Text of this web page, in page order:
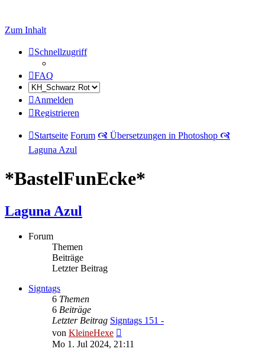
Zum Inhalt
Schnellzugriff
FAQ
Anmelden
Registrieren
Startseite Forum 🙧 Übersetzungen in Photoshop 🙧
Laguna Azul
*BastelFunEcke*
Laguna Azul
Forum
Themen
Beiträge
Letzter Beitrag
Signtags
6 Themen
6 Beiträge
Letzter Beitrag Signtags 151 -
von KleineHexe
Beitrag
Mo 1. Jul 2024, 21:11